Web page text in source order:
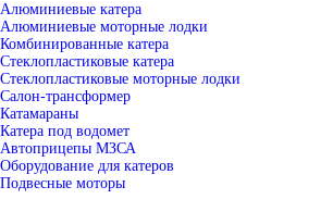
Алюминиевые катера
Алюминиевые моторные лодки
Комбинированные катера
Стеклопластиковые катера
Стеклопластиковые моторные лодки
Салон-трансформер
Катамараны
Катера под водомет
Автоприцепы МЗСА
Оборудование для катеров
Подвесные моторы